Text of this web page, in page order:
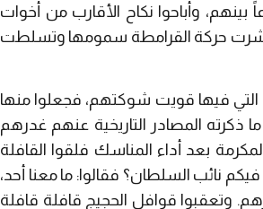
بينهم، وأباحوا نكاح الأقارب من أخوات
حركة القرامطة سمومها وتسلطت
التي فيها قويت شوكتهم، فجعلوا منها
ما ذكرته المصادر التاريخية عنهم غدرهم
المكرمة بعد أداء المناسك فلقوا القافلة
نائب السلطان؟ فقالوا: ما معنا أحد،
وتعقبوا قوافل الحجيج قافلة قافلة